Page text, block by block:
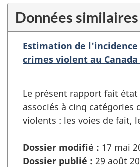
Données similaires
Estimation de l'incidence
crimes violent au Canada
Le présent rapport fait état
associés à cinq catégories
violents : les voies de fait,
Dossier modifié : 17 mai
Dossier publié : 29 août